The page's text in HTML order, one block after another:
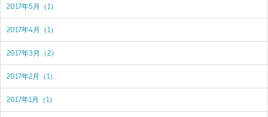
2017年5月（1）
2017年4月（1）
2017年3月（2）
2017年2月（1）
2017年1月（1）